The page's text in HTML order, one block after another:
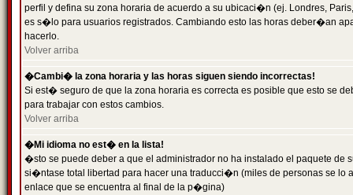
perfil y defina su zona horaria de acuerdo a su ubicaci�n (ej. Londres,
es s�lo para usuarios registrados. Cambiando esto las horas deber�an
hacerlo.
Volver arriba
�Cambi� la zona horaria y las horas siguen siendo incorrectas!
Si est� seguro de que la zona horaria es correcta es posible que esto se
para trabajar con estos cambios.
Volver arriba
�Mi idioma no est� en la lista!
�sto se puede deber a que el administrador no ha instalado el paquete
si�ntase total libertad para hacer una traducci�n (miles de personas se
enlace que se encuentra al final de la p�gina)